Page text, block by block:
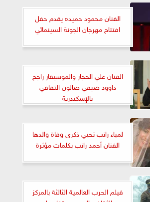
الفنان محمود حميده يقدم حفل
افتتاح مهرجان الجونة السينمائي
الفنان علي الحجار والموسيقار راجح
داوود ضيفي صالون الثقافي
بالإسكندرية
لمياء راتب تحيي ذكرى وفاة والدها
الفنان أحمد راتب بكلمات مؤثرة
فيلم الحرب العالمية الثالثة بالمركز